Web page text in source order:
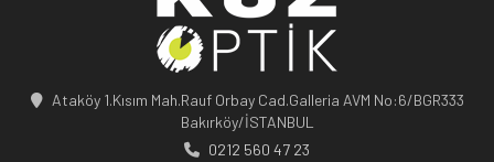
Ataköy 1.Kısım Mah.Rauf Orbay Cad.Galleria AVM No:6/BGR333
Bakırköy/İSTANBUL
0212 560 47 23